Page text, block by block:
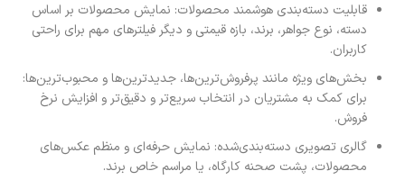
قابلیت دسته‌بندی هوشمند محصولات: نمایش محصولات بر اساس
دسته، نوع جواهر، برند، بازه قیمتی و دیگر فیلترهای مهم برای راحتی
کاربران.
بخش‌های ویژه مانند پرفروش‌ترین‌ها، جدیدترین‌ها و محبوب‌ترین‌ها:
برای کمک به مشتریان در انتخاب سریع‌تر و دقیق‌تر و افزایش نرخ
فروش.
گالری تصویری دسته‌بندی‌شده: نمایش حرفه‌ای و منظم عکس‌های
محصولات، پشت صحنه کارگاه، یا مراسم خاص برند.